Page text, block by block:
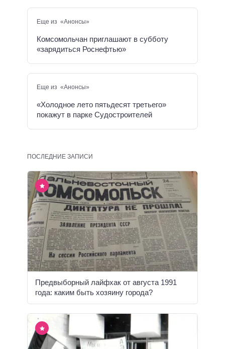
Еще из «Анонсы»
Комсомольчан приглашают в субботу
«зарядиться Роснефтью»
Еще из «Анонсы»
«Холодное лето пятьдесят третьего»
покажут в парке Судостроителей
ПОСЛЕДНИЕ ЗАПИСИ
Предвыборный лайфхак от августа 1991
года: каким быть хозяину города?